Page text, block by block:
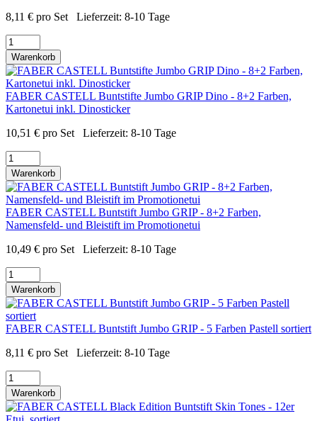
8,11 € pro Set Lieferzeit: 8-10 Tage
Warenkorb
FABER CASTELL Buntstifte Jumbo GRIP Dino - 8+2 Farben,
Kartonetui inkl. Dinosticker
10,51 € pro Set Lieferzeit: 8-10 Tage
Warenkorb
FABER CASTELL Buntstift Jumbo GRIP - 8+2 Farben,
Namensfeld- und Bleistift im Promotionetui
10,49 € pro Set Lieferzeit: 8-10 Tage
Warenkorb
FABER CASTELL Buntstift Jumbo GRIP - 5 Farben Pastell sortiert
8,11 € pro Set Lieferzeit: 8-10 Tage
Warenkorb